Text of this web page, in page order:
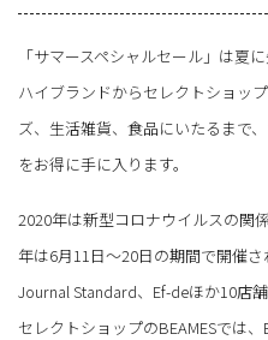
「サマースペシャルセール」は夏
ハイブランドからセレクトショッ
ズ、生活雑貨、食品にいたるまで
をお得に手に入ります。
2020年は新型コロナウイルスの関
年は6月11日～20日の期間で開催さ
Journal Standard、Ef-deほか10店
セレクトショップのBEAMESでは